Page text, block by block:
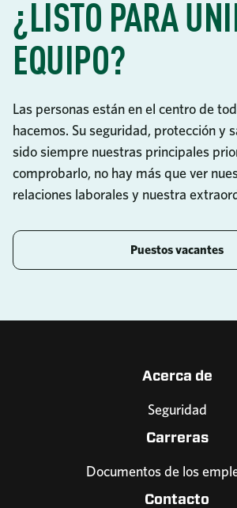
¿LISTO PARA
EQUIPO?
Las personas están en el centro de
hacemos. Su seguridad, protección y
sido siempre nuestras principales
comprobarlo, no hay más que ver
relaciones laborales y nuestra
Puestos vacantes
Acerca de
Seguridad
Carreras
Documentos de los
Contacto